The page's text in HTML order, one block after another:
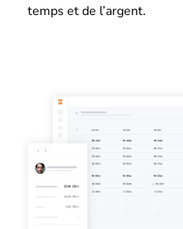
temps et de l’argent.